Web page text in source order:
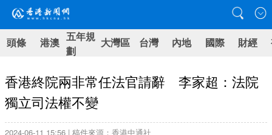
頭條 港澳 五年規
劃
大灣區 台灣 內地 國際 財經
香港終院兩非常任法官請辭 李家超：法院
獨立司法權不變
2024-06-11 15:56 | 稿件來源：香港中通社